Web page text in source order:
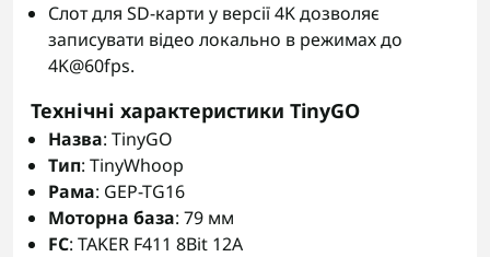
Слот для SD-карти у версії 4K дозволяє
записувати відео локально в режимах до
4K@60fps.
Технічні характеристики TinyGO
Назва: TinyGO
Тип: TinyWhoop
Рама: GEP-TG16
Моторна база: 79 мм
FC: TAKER F411 8Bit 12A